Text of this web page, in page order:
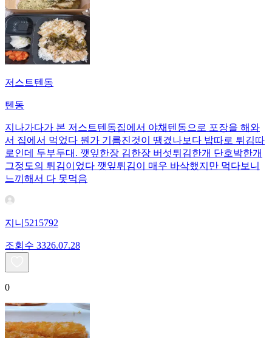
저스트텐동
텐동
지나가다가 본 저스트텐동집에서 야채텐동으로 포장을 해와
서 집에서 먹었다 뭔가 기름진것이 땡겼나보다 밥따로 튀김따
로인데 두부두대. 깻잎한장 김한장 버섯튀김한개 단호박한개
그정도의 튀김이었다 깻잎튀김이 매우 바삭했지만 먹다보니
느끼해서 다 못먹음
지니5215792
조회수 3326.07.28
0